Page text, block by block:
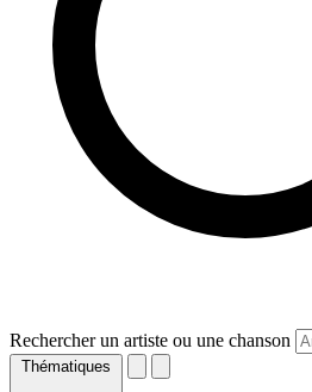
Rechercher un artiste ou une chanson
Thématiques